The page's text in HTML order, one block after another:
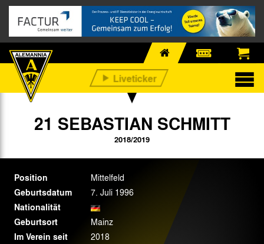
21 SEBASTIAN SCHMITT
2018/2019
Position Mittelfeld
Geburtsdatum 7. Juli 1996
Nationalität
Geburtsort
Mainz
Im Verein seit 2018